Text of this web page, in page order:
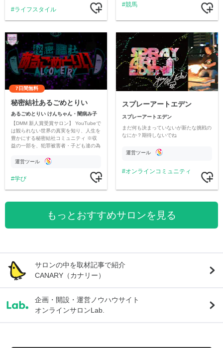
ライフスタイル
競馬
7日間無料
秘密結社あるごめとりい
あるごめとりい けんちゃん・闇病み子
【DMM 新人賞受賞サロン】 YouTubeで
は観られない世界の真実を知り、人生を
豊かにする秘密結社コミュニティ ※収
益の一部を、犯罪被害者・子ども達の為
す運営ツール
学び
スプレーアートエデン
スプレーアートエデン
まだ何も決まっていないが新たな挑戦の
なにか？期待しないでね
運営ツール
オンラインコミュニティ
もっとおすすめサロンを見る
サロンの中を取材記事で紹介
CANARY（カナリー）
企画・開設・運営ノウハウサイト
オンラインサロンLab.